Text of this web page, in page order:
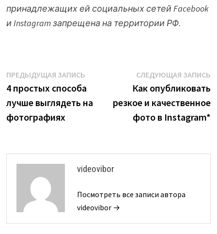
принадлежащих ей социальных сетей Facebook
и Instagram запрещена на территории РФ.
Навигация
по
записям
ПРЕДЫДУЩАЯ ЗАПИСЬПредыдущая
запись:
4 простых способа
лучше выглядеть на
фотографиях
СЛЕДУЮЩАЯ ЗАПИСЬ
Как опубликовать
резкое и качественное
фото в Instagram*
videovibor
Посмотреть все записи автора
videovibor →